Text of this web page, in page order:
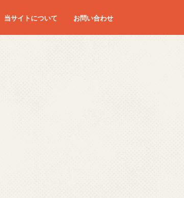
当サイトについて お問い合わせ